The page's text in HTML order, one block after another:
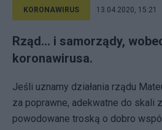
KORONAWIRUS 13.04.2020, 15:21
Rząd... i samorządy,
koronawirusa.
Jeśli uznamy działania rządu
za poprawne, adekwatne do skali
powodowane troską o dobro